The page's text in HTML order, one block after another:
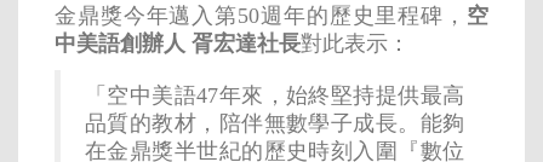
金鼎獎今年邁入第50週年的歷史里程碑， 空
中美語創辦人 胥宏達社長對此表示：
「空中美語47年來，始終堅持提供最高
品質的教材，陪伴無數學子成長。能夠
在金鼎獎半世紀的歷史時刻入圍『數位